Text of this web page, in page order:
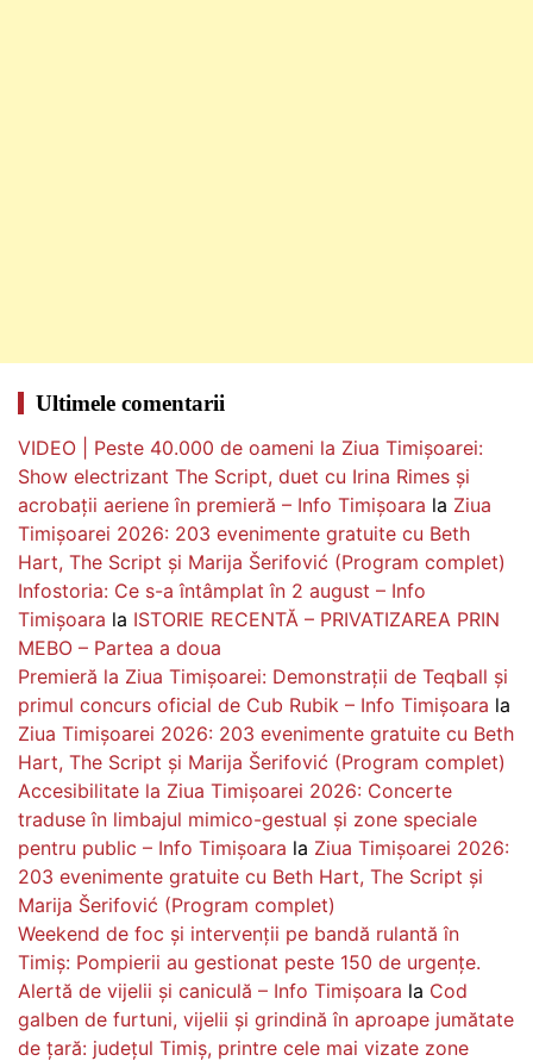
Ultimele comentarii
VIDEO | Peste 40.000 de oameni la Ziua Timișoarei:
Show electrizant The Script, duet cu Irina Rimes și
acrobații aeriene în premieră – Info Timișoara la Ziua
Timișoarei 2026: 203 evenimente gratuite cu Beth
Hart, The Script și Marija Šerifović (Program complet)
Infostoria: Ce s-a întâmplat în 2 august – Info
Timișoara la ISTORIE RECENTĂ – PRIVATIZAREA PRIN
MEBO – Partea a doua
Premieră la Ziua Timișoarei: Demonstrații de Teqball și
primul concurs oficial de Cub Rubik – Info Timișoara la
Ziua Timișoarei 2026: 203 evenimente gratuite cu Beth
Hart, The Script și Marija Šerifović (Program complet)
Accesibilitate la Ziua Timișoarei 2026: Concerte
traduse în limbajul mimico-gestual și zone speciale
pentru public – Info Timișoara la Ziua Timișoarei 2026:
203 evenimente gratuite cu Beth Hart, The Script și
Marija Šerifović (Program complet)
Weekend de foc și intervenții pe bandă rulantă în
Timiș: Pompierii au gestionat peste 150 de urgențe.
Alertă de vijelii și caniculă – Info Timișoara la Cod
galben de furtuni, vijelii și grindină în aproape jumătate
de țară: județul Timiș, printre cele mai vizate zone